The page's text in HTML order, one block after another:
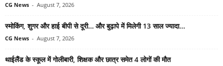
CG News - August 7, 2026
स्मोकिंग, शुगर और हाई बीपी से दूरी… और बुढ़ापे में मिलेगी 13 साल ज्यादा...
CG News - August 7, 2026
थाईलैंड के स्कूल में गोलीबारी, शिक्षक और छात्र समेत 4 लोगों की मौत